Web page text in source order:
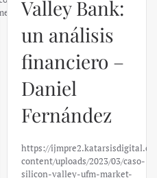
Daniel
Fernández
https://
content/uploads/2023/03/caso-
silicon-valley-ufm-market-
trends.pdf El último
elaborado para el Instituto
Juan de Mariana y para la
Universidad Francis…